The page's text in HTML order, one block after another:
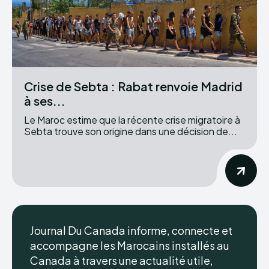
Crise de Sebta : Rabat renvoie Madrid
à ses...
Le Maroc estime que la récente crise migratoire à
Sebta trouve son origine dans une décision de...
Journal Du Canada informe, connecte et
accompagne les Marocains installés au
Canada à travers une actualité utile,